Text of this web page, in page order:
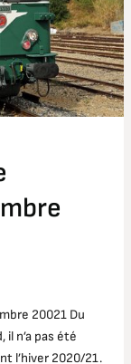
20021 Du
n’a pas été
l’hiver 2020/21.